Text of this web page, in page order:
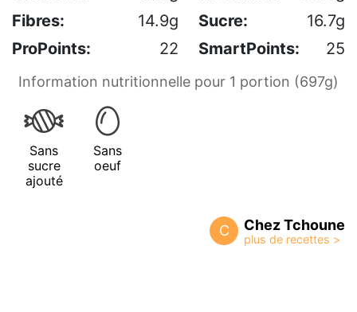
Fibres:
14.9g Sucre:
16.7g
ProPoints:
22 SmartPoints: 25
Information nutritionnelle pour 1 portion (697g)
Sans
sucre
ajouté
Sans
oeuf
C Chez Tchoune